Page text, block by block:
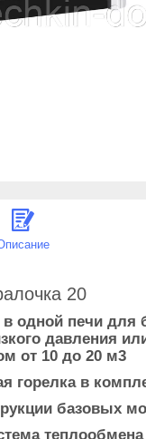
20
одной печи для
давления
от 10 до 20 м3
в
базовых